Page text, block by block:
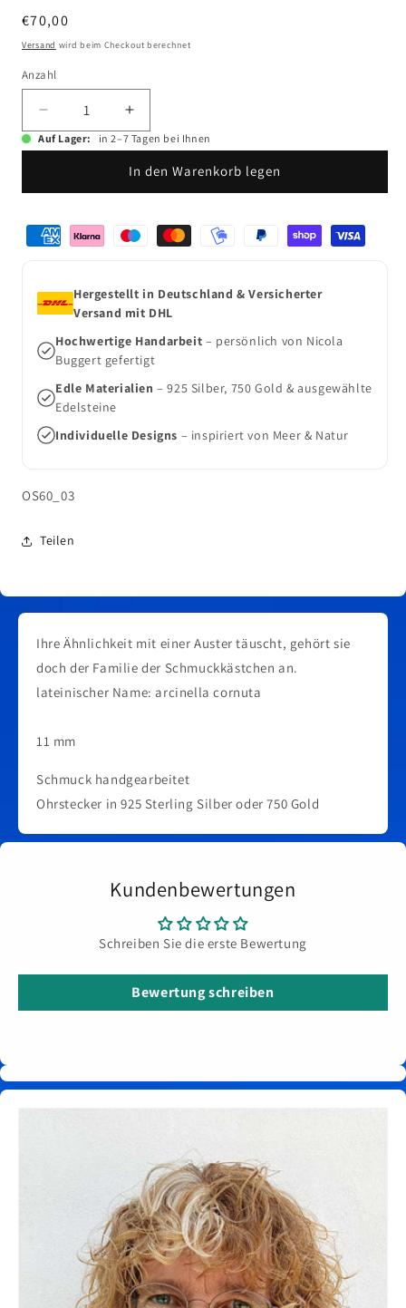
Normaler
Preis
€70,00
Versand wird beim Checkout berechnet
Anzahl
Anzahl
Verringere
die
Menge
Maritimer
Ohrschmuck
Fächermuschel
Erhöhe
die
Menge
für
Maritimer
Ohrschmuck
Fächermuschel
Auf Lager: in 2–7 Tagen bei Ihnen
In den Warenkorb legen
Zahlungsmethoden
Hergestellt in Deutschland & Versicherter
Versand mit DHL
Hochwertige Handarbeit – persönlich von Nicola
Buggert gefertigt
Edle Materialien – 925 Silber, 750 Gold & ausgewählte
Edelsteine
Individuelle Designs – inspiriert von Meer & Natur
SKU:
OS60_03
Teilen
Ihre Ähnlichkeit mit einer Auster täuscht, gehört sie
doch der Familie der Schmuckkästchen an.
lateinischer Name: arcinella cornuta
11 mm
Schmuck handgearbeitet
Ohrstecker in 925 Sterling Silber oder 750 Gold
Kundenbewertungen
Schreiben Sie die erste Bewertung
Bewertung schreiben